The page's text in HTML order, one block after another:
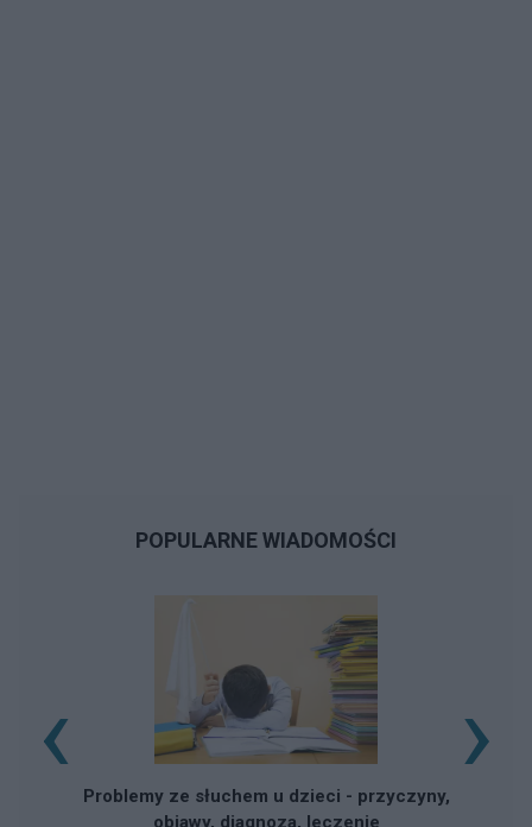
POPULARNE WIADOMOŚCI
Problemy ze słuchem u dzieci - przyczyny,
objawy, diagnoza, leczenie
‹ ›